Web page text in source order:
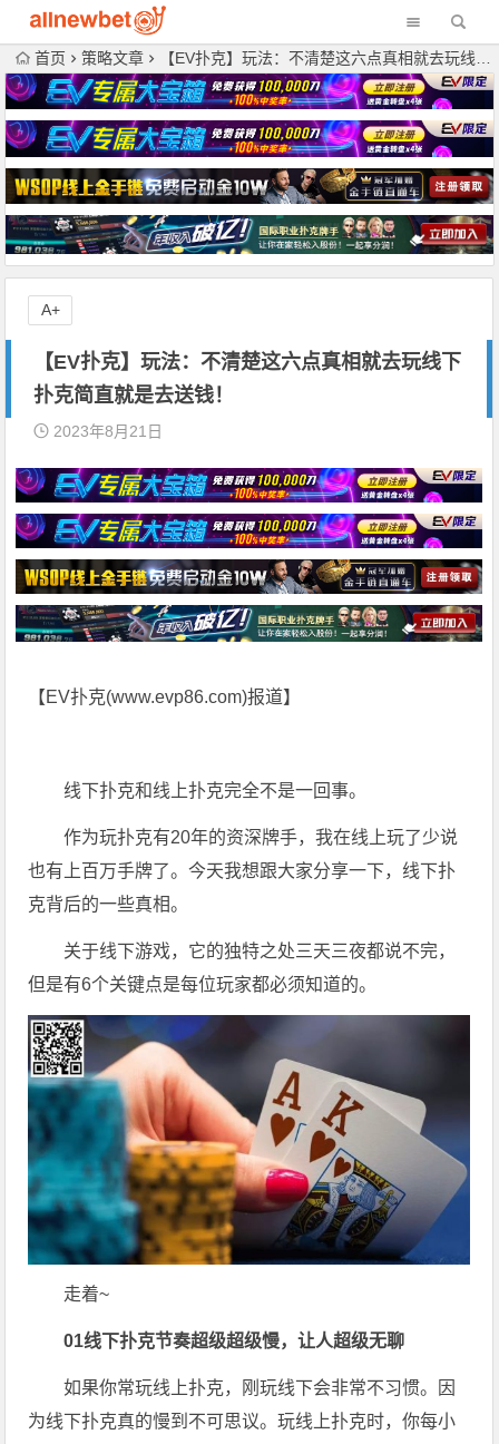
首页 策略文章 【EV扑克】玩法：不清楚这六点真相就去玩线下扑克简直就是去送钱！
【EV扑克】玩法：不清楚这六点真相就去玩线下
扑克简直就是去送钱！
2023年8月21日
【EV扑克(www.evp86.com)报道】
线下扑克和线上扑克完全不是一回事。
作为玩扑克有20年的资深牌手，我在线上玩了少说
也有上百万手牌了。今天我想跟大家分享一下，线下扑
克背后的一些真相。
关于线下游戏，它的独特之处三天三夜都说不完，
但是有6个关键点是每位玩家都必须知道的。
走着~
01线下扑克节奏超级超级慢，让人超级无聊
如果你常玩线上扑克，刚玩线下会非常不习惯。因
为线下扑克真的慢到不可思议。玩线上扑克时，你每小
A+